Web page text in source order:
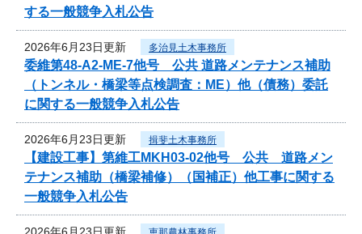
する一般競争入札公告
2026年6月23日更新 多治見土木事務所
委維第48-A2-ME-7他号 公共 道路メンテナンス補助
（トンネル・橋梁等点検調査：ME）他（債務）委託
に関する一般競争入札公告
2026年6月23日更新 揖斐土木事務所
【建設工事】第維工MKH03-02他号 公共 道路メン
テナンス補助（橋梁補修）（国補正）他工事に関する
一般競争入札公告